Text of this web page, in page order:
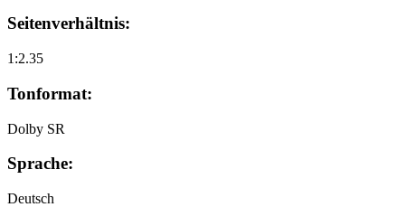
Seitenverhältnis:
1:2.35
Tonformat:
Dolby SR
Sprache:
Deutsch